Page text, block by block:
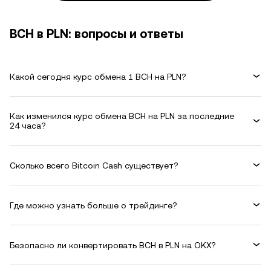
BCH в PLN: вопросы и ответы
Какой сегодня курс обмена 1 BCH на PLN?
Как изменился курс обмена BCH на PLN за последние
24 часа?
Сколько всего Bitcoin Cash существует?
Где можно узнать больше о трейдинге?
Безопасно ли конвертировать BCH в PLN на OKX?